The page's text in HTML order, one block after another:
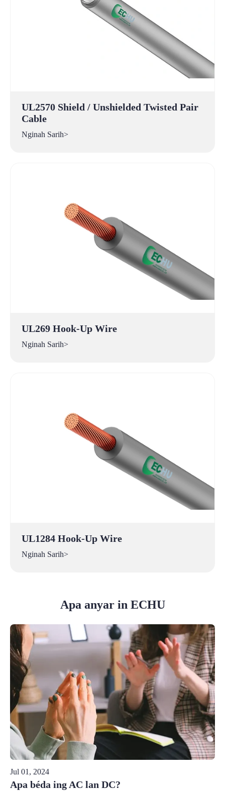
UL2570 Shield / Unshielded Twisted Pair
Cable
Nginah Sarih>
UL269 Hook-Up Wire
Nginah Sarih>
UL1284 Hook-Up Wire
Nginah Sarih>
Apa anyar in ECHU
Jul 01, 2024
Apa béda ing AC lan DC?